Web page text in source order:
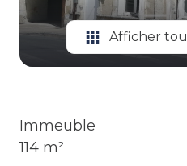
Afficher
Immeuble
114 m²